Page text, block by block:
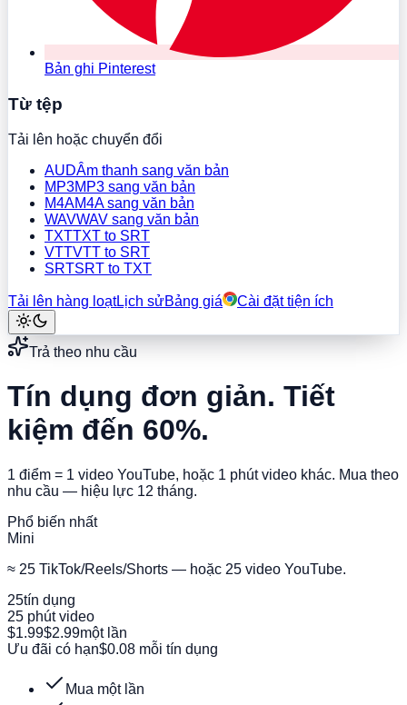
Bản ghi Pinterest
Từ tệp
Tải lên hoặc chuyển đổi
AUDÂm thanh sang văn bản
MP3MP3 sang văn bản
M4AM4A sang văn bản
WAVWAV sang văn bản
TXTTXT to SRT
VTTVTT to SRT
SRTSRT to TXT
Tải lên hàng loạtLịch sửBảng giá Cài đặt tiện ích
Trả theo nhu cầu
Tín dụng đơn giản. Tiết
kiệm đến 60%.
1 điểm = 1 video YouTube, hoặc 1 phút video khác. Mua theo
nhu cầu — hiệu lực 12 tháng.
Phổ biến nhất
Mini
≈ 25 TikTok/Reels/Shorts — hoặc 25 video YouTube.
25tín dụng
25 phút video
$1.99$2.99một lần
Ưu đãi có hạn$0.08 mỗi tín dụng
Mua một lần